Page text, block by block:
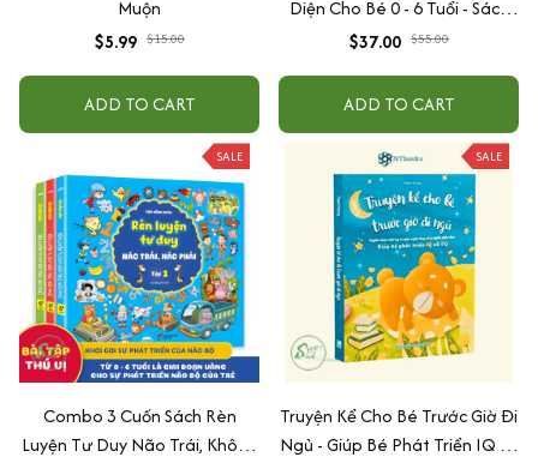
Muộn
$5.99 $15.00
ADD TO CART
Diện Cho Bé 0 - 6 Tuổi - Sách
Song Ngữ Việt - Anh
$37.00 $55.00
ADD TO CART
SALE
Combo 3 Cuốn Sách Rèn
Luyện Tư Duy Não Trái, Không
SALE
Truyện Kể Cho Bé Trước Giờ Đi
Ngủ - Giúp Bé Phát Triển IQ Và